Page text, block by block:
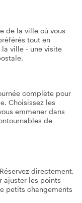
de la ville où vous
tout en
ville - une visite
complète pour
Choisissez les
emmener dans
de
directement,
ajuster les points
petits changements